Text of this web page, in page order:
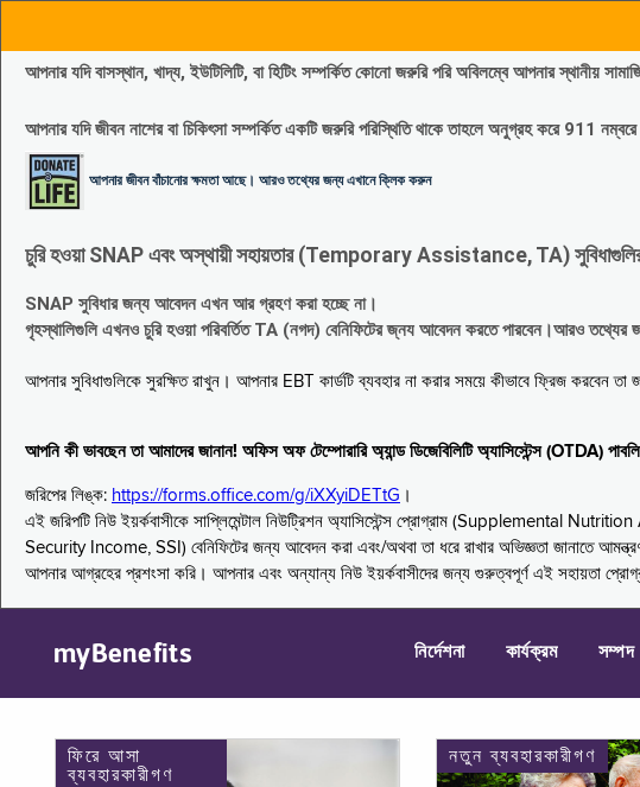
আপনার যদি বাসস্থান, খাদ্য, ইউটিলিটি, বা হিটিং সম্পর্কিত কোনো জরুরি পরি অবিলম্বে আপনার
আপনার যদি জীবন নাশের বা চিকিৎসা সম্পর্কিত একটি জরুরি পরিস্থিতি থাকে তাহলে অনুগ্রহ করে 911
আপনার জীবন বাঁচানোর ক্ষমতা আছে। আরও তথ্যের জন্য এখানে ক্লিক করুন
চুরি হওয়া SNAP এবং অস্থায়ী সহায়তার (Temporary Assistance, TA) সুবিধাগুলির
SNAP সুবিধার জন্য আবেদন এখন আর গ্রহণ করা হচ্ছে না।
গৃহস্থালিগুলি এখনও চুরি হওয়া পরিবর্তিত TA (নগদ) বেনিফিটের জ্নয আবেদন করতে পারবেন।আরও তথ্যের
আপনার সুবিধাগুলিকে সুরক্ষিত রাখুন। আপনার EBT কার্ডটি ব্যবহার না করার সময়ে কীভাবে ফ্রিজ করবেন তা
আপনি কী ভাবছেন তা আমাদের জানান! অফিস অফ টেম্পোরারি অ্যান্ড ডিজেবিলিটি অ্যাসিস্টেন্স
জরিপের লিঙ্ক: https://forms.office.com/g/iXXyiDETtG ।
এই জরিপটি নিউ ইয়র্কবাসীকে সাপ্লিমেন্টাল নিউট্রিশন অ্যাসিস্টেন্স প্রোগ্রাম (Supplemental
Security Income, SSI) বেনিফিটের জন্য আবেদন করা এবং/অথবা তা ধরে রাখার অভিজ্ঞতা জানাতে
আপনার আগ্রহের প্রশংসা করি। আপনার এবং অন্যান্য নিউ ইয়র্কবাসীদের জন্য গুরুত্বপূর্ণ এই সহায়তা
myBenefits নির্দেশনা কার্যক্রম সম্পদ
ফিরে আসা
ব্যবহারকারীগণ
নতুন ব্যবহারকারীগণ